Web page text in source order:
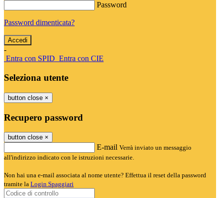
Password
Password dimenticata?
-
Entra con SPID Entra con CIE
Seleziona utente
button close ×
Recupero password
button close ×
E-mail Verrà inviato un messaggio
all'indirizzo indicato con le istruzioni necessarie.
Non hai una e-mail associata al nome utente? Effettua il reset della password
tramite la Login Spaggiari